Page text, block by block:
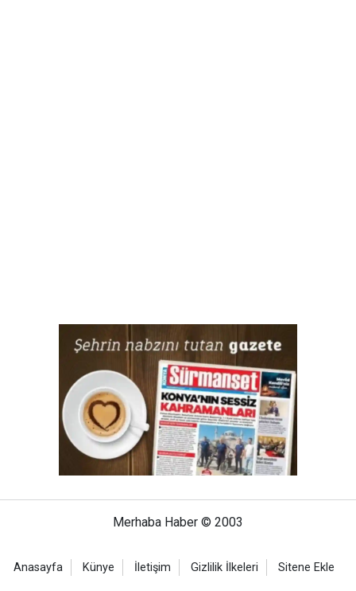
Merhaba Haber © 2003
Anasayfa Künye İletişim Gizlilik İlkeleri Sitene Ekle